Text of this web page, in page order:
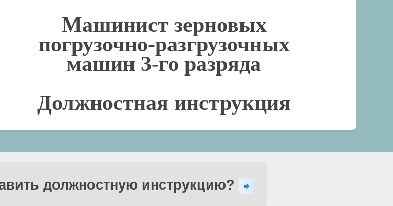
Машинист зерновых
погрузочно-разгрузочных
машин 3-го разряда
Должностная инструкция
должностную инструкцию?